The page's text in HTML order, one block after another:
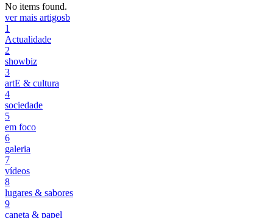
No items found.
ver mais artigosb
1
Actualidade
2
showbiz
3
artE & cultura
4
sociedade
5
em foco
6
galeria
7
vídeos
8
lugares & sabores
9
caneta & papel